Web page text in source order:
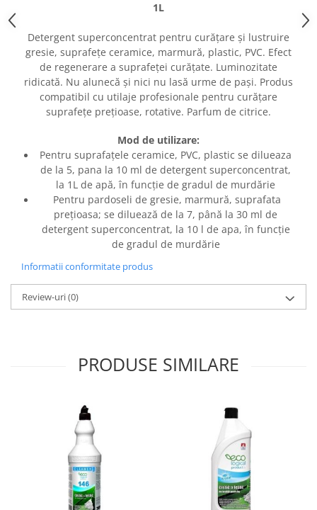
1L
Detergent superconcentrat pentru curățare și lustruire
gresie, suprafețe ceramice, marmură, plastic, PVC. Efect
de regenerare a suprafeței curățate. Luminozitate
ridicată. Nu alunecă și nici nu lasă urme de pași. Produs
compatibil cu utilaje profesionale pentru curățare
suprafețe prețioase, rotative. Parfum de citrice.
Mod de utilizare:
Pentru suprafațele ceramice, PVC, plastic se dilueaza
de la 5, pana la 10 ml de detergent superconcentrat,
la 1L de apă, în funcție de gradul de murdărie
Pentru pardoseli de gresie, marmură, suprafata
prețioasa; se diluează de la 7, până la 30 ml de
detergent superconcentrat, la 10 l de apa, în funcție
de gradul de murdărie
Informatii conformitate produs
Review-uri(0)
PRODUSE SIMILARE